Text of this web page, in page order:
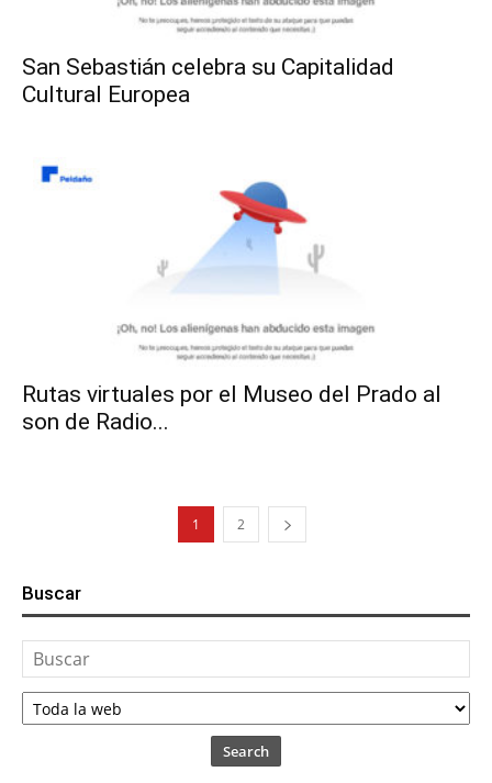
San Sebastián celebra su Capitalidad
Cultural Europea
Rutas virtuales por el Museo del Prado al
son de Radio...
1 2
Buscar
Search